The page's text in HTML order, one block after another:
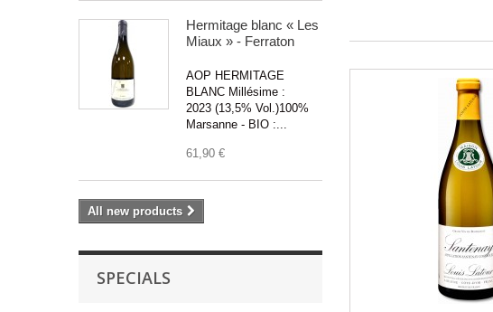
Hermitage blanc « Les
Miaux » - Ferraton
AOP HERMITAGE
BLANC Millésime :
2023 (13,5% Vol.)100%
Marsanne - BIO :...
61,90 €
All new products
SPECIALS